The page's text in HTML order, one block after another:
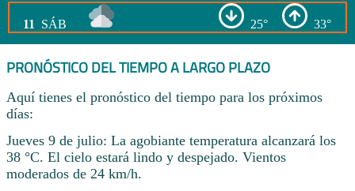
11 SÁB 25° 33°
PRONÓSTICO DEL TIEMPO A LARGO PLAZO
Aquí tienes el pronóstico del tiempo para los próximos
días:
Jueves 9 de julio: La agobiante temperatura alcanzará los
38 °C. El cielo estará lindo y despejado. Vientos
moderados de 24 km/h.